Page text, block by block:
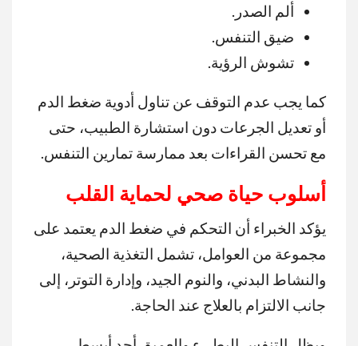
ألم الصدر.
ضيق التنفس.
تشوش الرؤية.
كما يجب عدم التوقف عن تناول أدوية ضغط الدم
أو تعديل الجرعات دون استشارة الطبيب، حتى
مع تحسن القراءات بعد ممارسة تمارين التنفس.
أسلوب حياة صحي لحماية القلب
يؤكد الخبراء أن التحكم في ضغط الدم يعتمد على
مجموعة من العوامل، تشمل التغذية الصحية،
والنشاط البدني، والنوم الجيد، وإدارة التوتر، إلى
جانب الالتزام بالعلاج عند الحاجة.